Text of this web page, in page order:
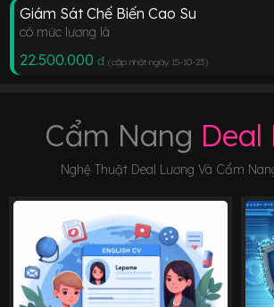
Giám Sát Chế Biến Cao Su
có mức lương là
22.500.000 đ (cập nhật ngày 15-10-23)
Cẩm Nang Deal
Nghệ Thuật Deal Lương Và Cẩm